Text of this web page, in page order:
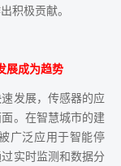
积极贡献。
展成为趋势
发展，传感器的应
。在智慧城市的建
广泛应用于智能停
实时监测和数据分